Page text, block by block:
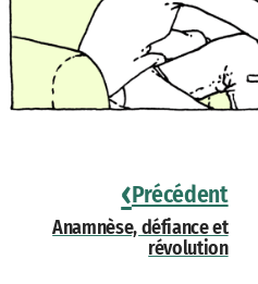
‹Précédent
Anamnèse, défiance et
révolution